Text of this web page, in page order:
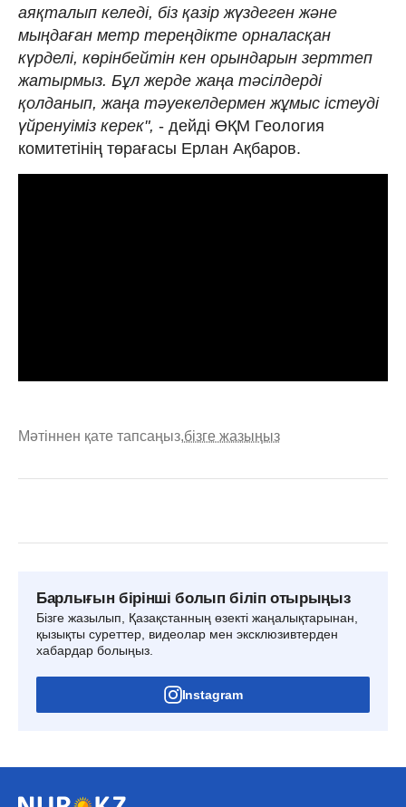
аяқталып келеді, біз қазір жүздеген және
мыңдаған метр тереңдікте орналасқан
күрделі, көрінбейтін кен орындарын зерттеп
жатырмыз. Бұл жерде жаңа тәсілдерді
қолданып, жаңа тәуекелдермен жұмыс істеуді
үйренуіміз керек", - дейді ӨҚМ Геология
комитетінің төрағасы Ерлан Ақбаров.
Мәтіннен қате тапсаңыз,бізге жазыңыз
Барлығын бірінші болып біліп отырыңыз
Бізге жазылып, Қазақстанның өзекті жаңалықтарынан,
қызықты суреттер, видеолар мен эксклюзивтерден
хабардар болыңыз.
Instagram